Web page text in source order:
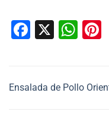
Facebook
X
Ensalada de Pollo